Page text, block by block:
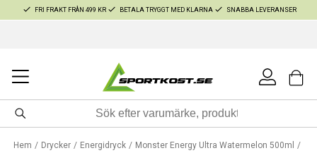
FRI FRAKT FRÅN 499 KR BETALA TRYGGT MED KLARNA SNABBA LEVERANSER
Hem Drycker Energidryck Monster Energy Ultra Watermelon 500ml